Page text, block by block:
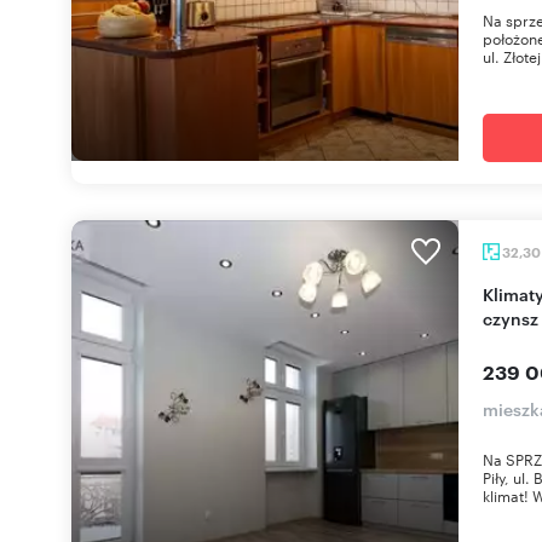
Na
ul.
32,30
Klimatyczne 32,3 m2 po remoncie, balkon, niski
czynsz
239
Na
Piły, ul.
klimat!